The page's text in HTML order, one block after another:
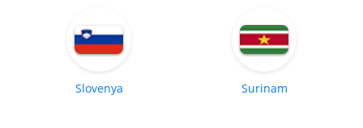
Slovenya Surinam